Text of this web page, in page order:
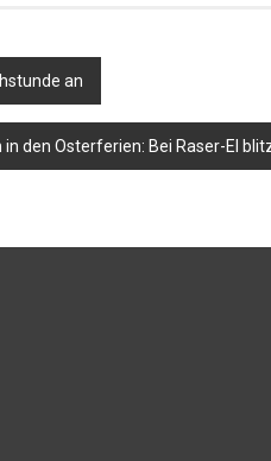
an
in den Osterferien: Bei Raser-EI